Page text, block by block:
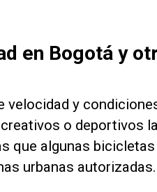
en Bogotá y
velocidad y
o deportivos
que algunas
urbanas autorizadas.